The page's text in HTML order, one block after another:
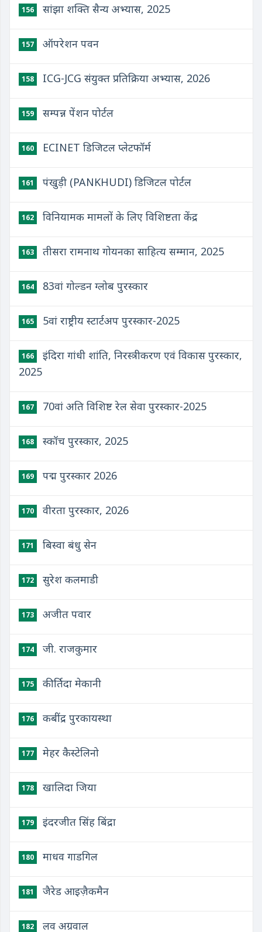
156 सांझा शक्ति सैन्य अभ्यास, 2025
157 ऑपरेशन पवन
158 ICG-JCG संयुक्‍त प्रतिक्रिया अभ्‍यास, 2026
159 सम्पन्न पेंशन पोर्टल
160 ECINET डिजिटल प्लेटफॉर्म
161 पंखुड़ी (PANKHUDI) डिजिटल पोर्टल
162 विनियामक मामलों के लिए विशिष्टता केंद्र
163 तीसरा रामनाथ गोयनका साहित्य सम्मान, 2025
164 83वां गोल्डन ग्लोब पुरस्कार
165 5वां राष्ट्रीय स्टार्टअप पुरस्कार-2025
166
इंदिरा गांधी शांति, निरस्त्रीकरण एवं विकास पुरस्कार,
2025
167 70वां अति विशिष्ट रेल सेवा पुरस्कार-2025
168 स्कॉच पुरस्कार, 2025
169 पद्म पुरस्कार 2026
170 वीरता पुरस्कार, 2026
171 बिस्वा बंधु सेन
172 सुरेश कलमाडी
173 अजीत पवार
174 जी. राजकुमार
175 कीर्तिदा मेकानी
176 कबींद्र पुरकायस्था
177 मेहर कैस्टेलिनो
178 खालिदा जिया
179 इंदरजीत सिंह बिंद्रा
180 माधव गाडगिल
181 जैरेड आइज़ैकमैन
182 लव अग्रवाल